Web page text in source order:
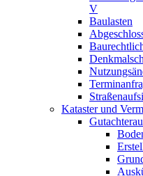
V
Baulasten
Kataster und